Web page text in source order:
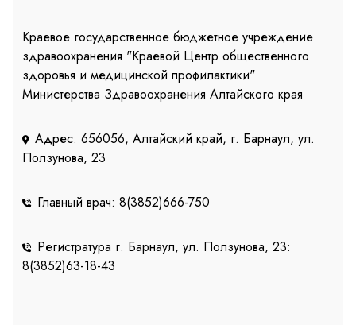
Краевое государственное бюджетное учреждение
здравоохранения "Краевой Центр общественного
здоровья и медицинской профилактики"
Министерства Здравоохранения Алтайского края
Адрес: 656056, Алтайский край, г. Барнаул, ул.
Ползунова, 23
Главный врач: 8(3852)666-750
Регистратура г. Барнаул, ул. Ползунова, 23:
8(3852)63-18-43